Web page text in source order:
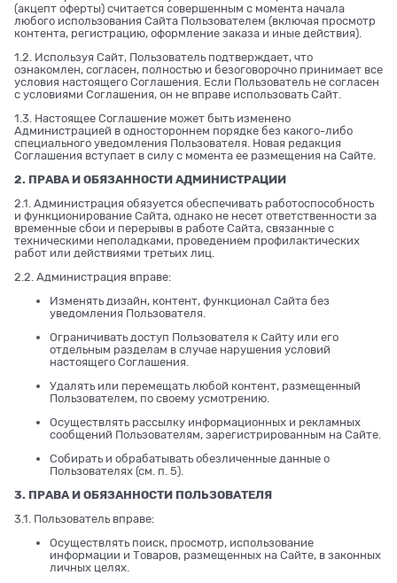
(акцепт оферты) считается совершенным с момента начала
любого использования Сайта Пользователем (включая просмотр
контента, регистрацию, оформление заказа и иные действия).
1.2. Используя Сайт, Пользователь подтверждает, что
ознакомлен, согласен, полностью и безоговорочно принимает все
условия настоящего Соглашения. Если Пользователь не согласен
с условиями Соглашения, он не вправе использовать Сайт.
1.3. Настоящее Соглашение может быть изменено
Администрацией в одностороннем порядке без какого-либо
специального уведомления Пользователя. Новая редакция
Соглашения вступает в силу с момента ее размещения на Сайте.
2. ПРАВА И ОБЯЗАННОСТИ АДМИНИСТРАЦИИ
2.1. Администрация обязуется обеспечивать работоспособность
и функционирование Сайта, однако не несет ответственности за
временные сбои и перерывы в работе Сайта, связанные с
техническими неполадками, проведением профилактических
работ или действиями третьих лиц.
2.2. Администрация вправе:
Изменять дизайн, контент, функционал Сайта без
уведомления Пользователя.
Ограничивать доступ Пользователя к Сайту или его
отдельным разделам в случае нарушения условий
настоящего Соглашения.
Удалять или перемещать любой контент, размещенный
Пользователем, по своему усмотрению.
Осуществлять рассылку информационных и рекламных
сообщений Пользователям, зарегистрированным на Сайте.
Собирать и обрабатывать обезличенные данные о
Пользователях (см. п. 5).
3. ПРАВА И ОБЯЗАННОСТИ ПОЛЬЗОВАТЕЛЯ
3.1. Пользователь вправе:
Осуществлять поиск, просмотр, использование
информации и Товаров, размещенных на Сайте, в законных
личных целях.